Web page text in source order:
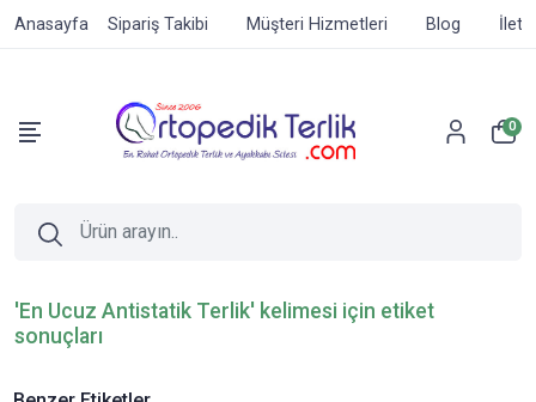
Anasayfa Sipariş Takibi Müşteri Hizmetleri Blog
0
'En Ucuz Antistatik Terlik' kelimesi için etiket
sonuçları